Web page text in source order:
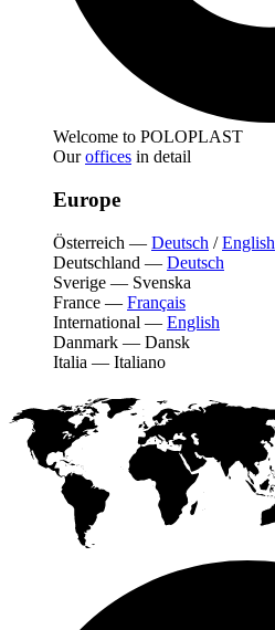
Welcome to POLOPLAST
Ouroffices in detail
Europe
Österreich — Deutsch /English
Deutschland — Deutsch
Sverige — Svenska
France — Français
International — English
Danmark — Dansk
Italia — Italiano